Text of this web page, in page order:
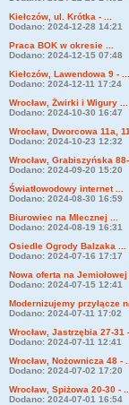
Kiełczów, ul. Krótka - ...
Dodano: 2024-12-28 14:21
Praca BOK w okresie ...
Dodano: 2024-12-15 07:48
Kiełczów, Lawendowa 9 - ...
Dodano: 2024-12-11 17:24
Wrocław, Żwirki i Wigury ...
Dodano: 2024-10-30 16:47
Wrocław, Dworcowa 11a,
Dodano: 2024-10-23 12:32
Wrocław, Grabiszyńska 88-
Dodano: 2024-09-20 15:20
Światłowodowy internet ...
Dodano: 2024-08-30 16:59
Biurowiec na Mlecznej ...
Dodano: 2024-08-19 16:31
Osiedle Ogrody Balzaka ...
Dodano: 2024-07-16 17:17
Nowa oferta na Jemiołowej
Dodano: 2024-07-15 12:41
Modernizujemy przyłącze
Dodano: 2024-07-11 17:02
Wrocław, Jastrzębia 27-31 -
Dodano: 2024-07-11 12:41
Wrocław, Nożownicza 48 - ...
Dodano: 2024-07-02 17:20
Wrocław, Spiżowa 20-30 - ...
Dodano: 2024-07-01 16:54